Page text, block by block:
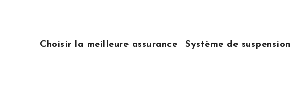
Choisir la meilleure assurance Système de suspension